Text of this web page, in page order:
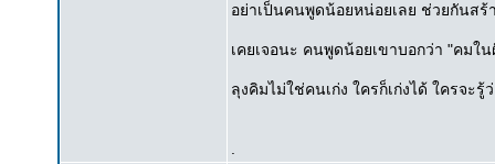
อย่าเป็นคนพูดน้อยหน่อยเลย ช่วยกันสร้
เคยเจอนะ คนพูดน้อยเขาบอกว่า "คมใ
ลุงคิมไม่ใช่คนเก่ง ใครก็เก่งได้ ใครจะรู้